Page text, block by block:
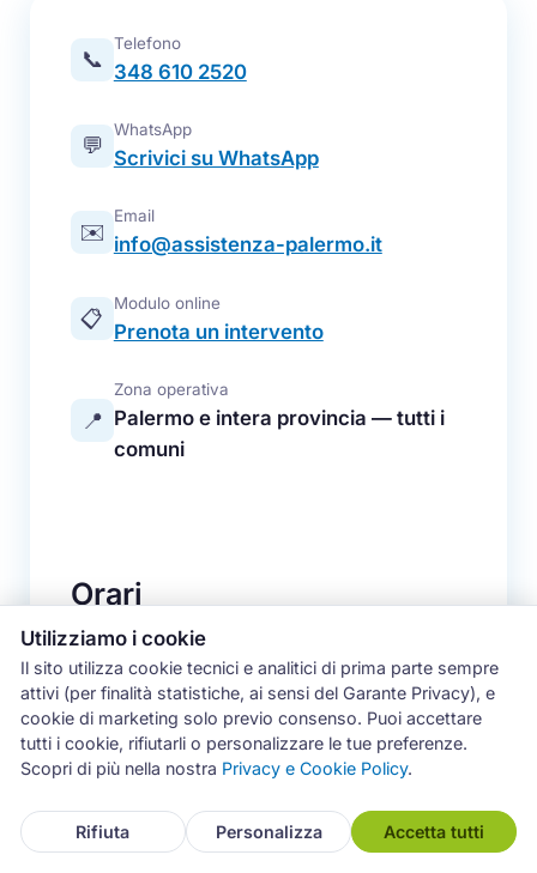
📞
Telefono
348 610 2520
💬
WhatsApp
Scrivici su WhatsApp
✉️
Email
info@assistenza-palermo.it
📋
Modulo online
Prenota un intervento
📍
Zona operativa
Palermo e intera provincia — tutti i
comuni
Orari
Lunedì - Venerdì 8:30 - 19:30
Sabato 8:30 - 13:00
Domenica Chiuso
Assistiamo esclusivamente elettrodomestici
Utilizziamo i cookie
Il sito utilizza cookie tecnici e analitici di prima parte sempre
attivi (per finalità statistiche, ai sensi del Garante Privacy), e
cookie di marketing solo previo consenso. Puoi accettare
tutti i cookie, rifiutarli o personalizzare le tue preferenze.
Scopri di più nella nostra Privacy e Cookie Policy.
Rifiuta Personalizza Accetta tutti